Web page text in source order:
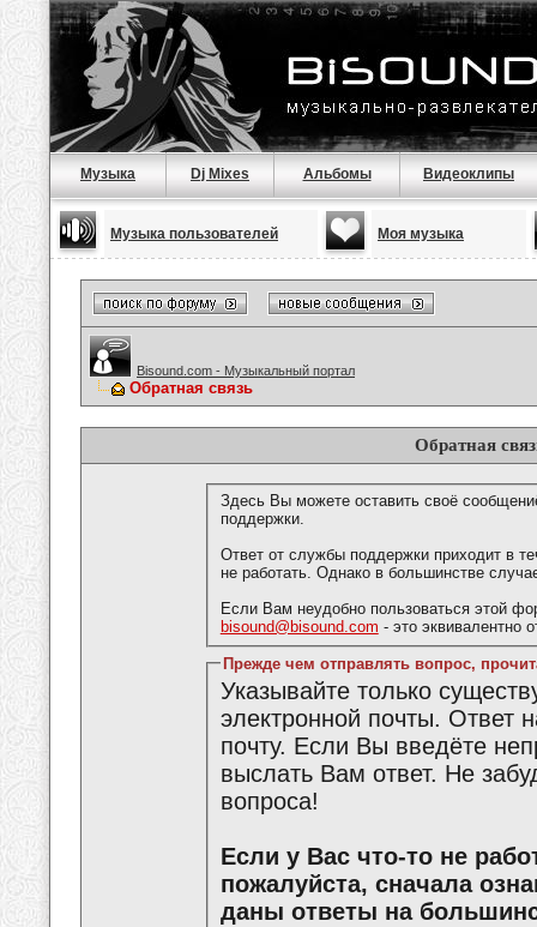
Музыка Dj Mixes Альбомы Видеоклипы
Музыка пользователей Моя музыка
Bisound.com - Музыкальный портал
Обратная связь
Обратная
Здесь Вы можете оставить своё
поддержки.
Ответ от службы поддержки приходит в
не работать. Однако в большинстве
Если Вам неудобно пользоваться этой
bisound@bisound.com - это эквивалентно
Прежде чем отправлять вопрос,
Указывайте только
электронной почты. Ответ
почту. Если Вы введёте
выслать Вам ответ. Не
вопроса!
Если у Вас что-то не работает или что-то не получается,
пожалуйста, сначала
даны ответы на